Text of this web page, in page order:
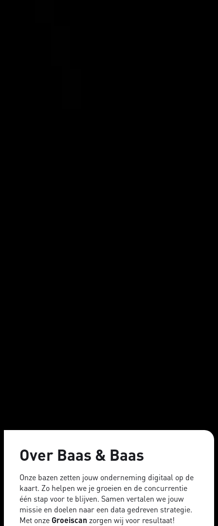
Over Baas & Baas
Onze bazen zetten jouw onderneming digitaal op de
kaart. Zo helpen we je groeien en de concurrentie
één stap voor te blijven. Samen vertalen we jouw
missie en doelen naar een data gedreven strategie.
Met onze Groeiscan zorgen wij voor resultaat!